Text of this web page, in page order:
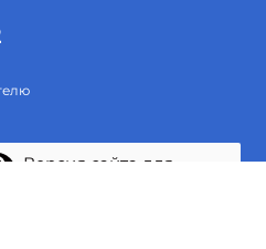
Версия сайта для